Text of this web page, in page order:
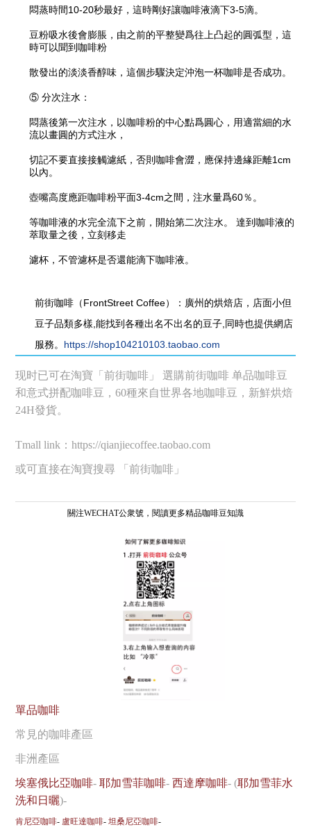
悶蒸時間10-20秒最好，這時剛好讓咖啡液滴下3-5滴。
豆粉吸水後會膨脹，由之前的平整變爲往上凸起的圓弧型，這
時可以聞到咖啡粉
散發出的淡淡香醇味，這個步驟決定沖泡一杯咖啡是否成功。
⑤ 分次注水：
悶蒸後第一次注水，以咖啡粉的中心點爲圓心，用適當細的水
流以畫圓的方式注水，
切記不要直接接觸濾紙，否則咖啡會澀，應保持邊緣距離1cm
以內。
壺嘴高度應距咖啡粉平面3-4cm之間，注水量爲60％。
等咖啡液的水完全流下之前，開始第二次注水。 達到咖啡液的
萃取量之後，立刻移走
濾杯，不管濾杯是否還能滴下咖啡液。
前街咖啡（FrontStreet Coffee）：廣州的烘焙店，店面小但
豆子品類多樣,能找到各種出名不出名的豆子,同時也提供網店
服務。 https://shop104210103.taobao.com
现时已可在淘寶「前街咖啡」 選購前街咖啡 单品咖啡豆
和意式拼配咖啡豆，60種來自世界各地咖啡豆，新鮮烘焙
24H發貨。
Tmall link：https://qianjiecoffee.taobao.com
或可直接在淘寶搜尋 「前街咖啡」
關注WECHAT公衆號，閱讀更多精品咖啡豆知識
單品咖啡
常見的咖啡產區
非洲產區
埃塞俄比亞咖啡-耶加雪菲咖啡-西達摩咖啡- (耶加雪菲水
洗和日曬)-
肯尼亞咖啡- 盧旺達咖啡-坦桑尼亞咖啡-